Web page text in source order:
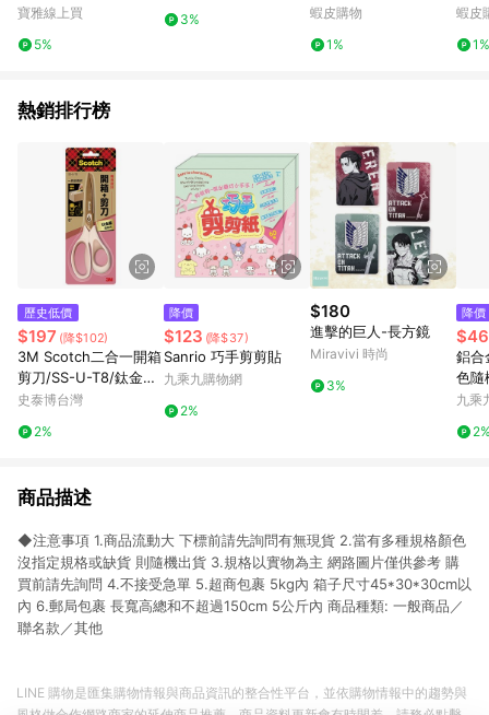
寶雅線上買
5%
3%
陶瓷恆溫烙鐵附蓋130
溫烙鐵 焊接NO.984
蝦皮購物
1%
0 極
蝦皮
1%
熱銷排行榜
歷史低價
$197 (降$102)
3M Scotch二合一開箱
剪刀/SS-U-T8/鈦金屬/
8吋
史泰博台灣
2%
降價
$123 (降$37)
Sanrio 巧手剪剪貼
九乘九購物網
2%
$180
進擊的巨人-長方鏡
Miravivi 時尚
3%
降價
$46
鋁合
色隨
九乘
商品描述
◆注意事項 1.商品流動大 下標前請先詢問有無現貨 2.當有多種規格顏色
沒指定規格或缺貨 則隨機出貨 3.規格以實物為主 網路圖片僅供參考 購
買前請先詢問 4.不接受急單 5.超商包裹 5kg內 箱子尺寸45*30*30cm以
內 6.郵局包裹 長寬高總和不超過150cm 5公斤內 商品種類: 一般商品／
聯名款／其他
LINE 購物是匯集購物情報與商品資訊的整合性平台，並依購物情報中的趨勢與